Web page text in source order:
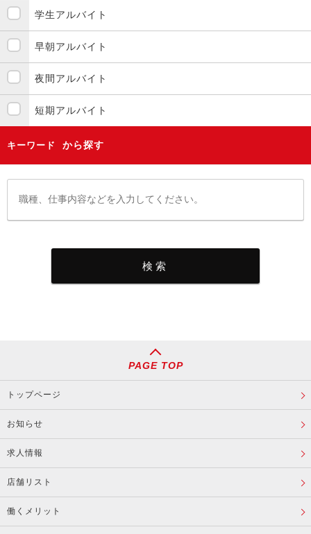
学生アルバイト
早朝アルバイト
夜間アルバイト
短期アルバイト
キーワード から探す
PAGE TOP
トップページ
お知らせ
求人情報
店舗リスト
働くメリット